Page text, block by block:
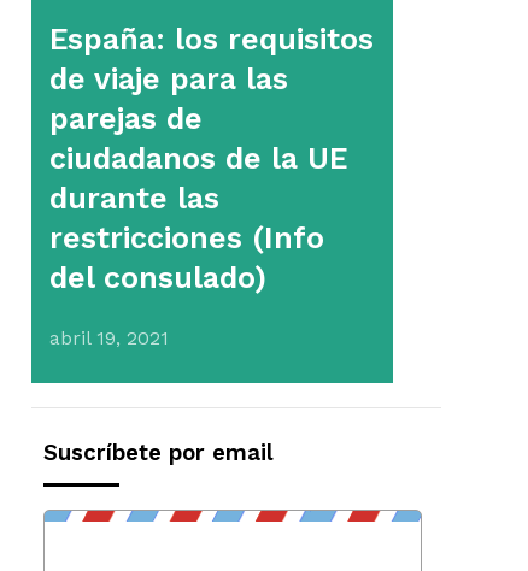
España: los requisitos
de viaje para las
parejas de
ciudadanos de la UE
durante las
restricciones (Info
del consulado)
abril 19, 2021
Suscríbete por email